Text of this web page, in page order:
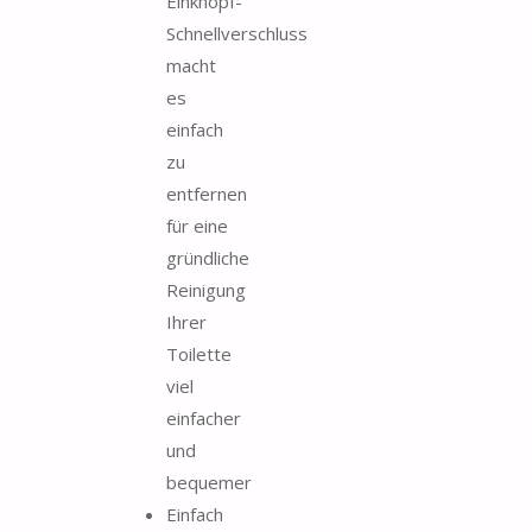
Schnellverschluss
macht
es
einfach
zu
entfernen
für eine
gründliche
Reinigung
Ihrer
Toilette
viel
einfacher
und
bequemer
Einfach